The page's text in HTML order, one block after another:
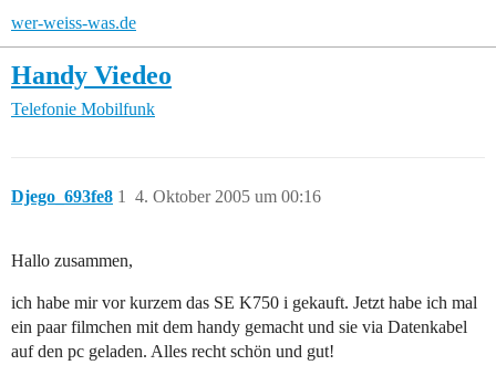
wer-weiss-was.de
Handy Viedeo
Telefonie Mobilfunk
Djego_693fe8 4. Oktober 2005 um 00:16
1
Hallo zusammen,
ich habe mir vor kurzem das SE K750 i gekauft. Jetzt habe ich mal
ein paar filmchen mit dem handy gemacht und sie via Datenkabel
auf den pc geladen. Alles recht schön und gut!